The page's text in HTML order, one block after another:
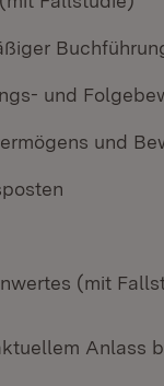
und
und
(mit
Anlass